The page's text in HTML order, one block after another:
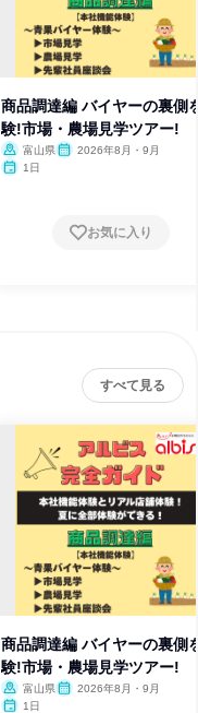
商品調達編 バイヤーの裏側
験!市場・農場見学ツアー!
富山県
2026年8月・9月
1日
お気に入り
すべて見る
商品調達編 バイヤーの裏側
験!市場・農場見学ツアー!
富山県
2026年8月・9月
1日